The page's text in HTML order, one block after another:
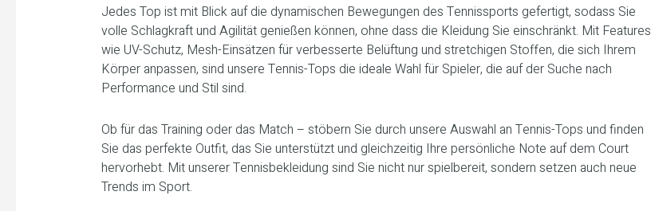
Jedes Top ist mit Blick auf die dynamischen Bewegungen des Tennissports gefertigt, sodass Sie
volle Schlagkraft und Agilität genießen können, ohne dass die Kleidung Sie einschränkt. Mit Features
wie UV-Schutz, Mesh-Einsätzen für verbesserte Belüftung und stretchigen Stoffen, die sich Ihrem
Körper anpassen, sind unsere Tennis-Tops die ideale Wahl für Spieler, die auf der Suche nach
Performance und Stil sind.
Ob für das Training oder das Match – stöbern Sie durch unsere Auswahl an Tennis-Tops und finden
Sie das perfekte Outfit, das Sie unterstützt und gleichzeitig Ihre persönliche Note auf dem Court
hervorhebt. Mit unserer Tennisbekleidung sind Sie nicht nur spielbereit, sondern setzen auch neue
Trends im Sport.